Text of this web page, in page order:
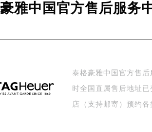
上海市徐汇区虹桥路3号港汇中心写
扬州市邗江区国展路29号星耀天地
盐城市盐都区世纪大道5号盐城金融
泰州市海陵区永定东路399号置地商
雅中国官方售后服务
泰格豪雅中国官方售
时全国直属售后地址
店（支持邮寄）预约